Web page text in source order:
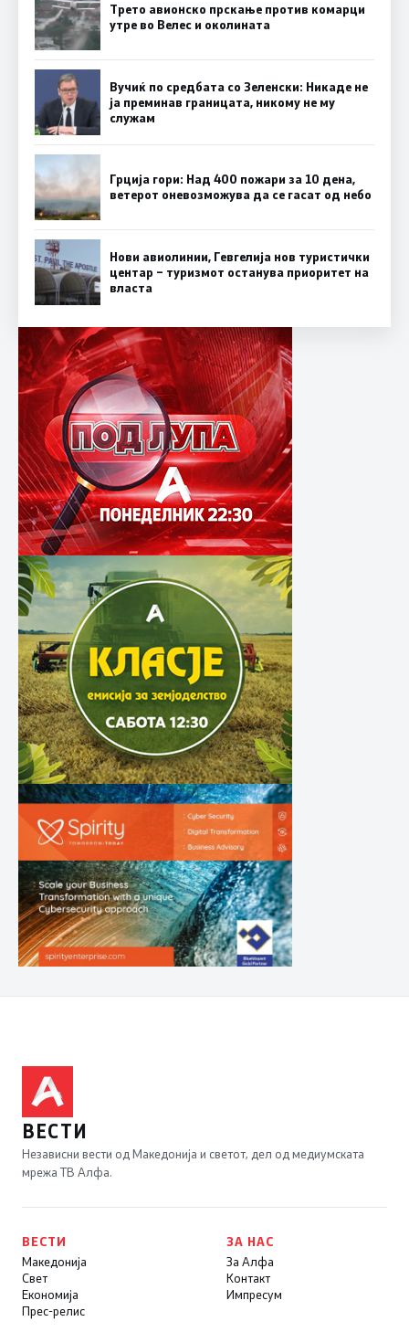
Трето авионско прскање против комарци
утре во Велес и околината
Вучиќ по средбата со Зеленски: Никаде не
ја преминав границата, никому не му
служам
Грција гори: Над 400 пожари за 10 дена,
ветерот оневозможува да се гасат од небо
Нови авиолинии, Гевгелија нов туристички
центар – туризмот останува приоритет на
власта
ВЕСТИ
Независни вести од Македонија и светот, дел од медиумската
мрежа ТВ Алфа.
ВЕСТИ
Македонија
Свет
Економија
Прес-релис
ЗА НАС
За Алфа
Контакт
Импресум